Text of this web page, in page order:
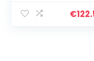
la poussière et
€